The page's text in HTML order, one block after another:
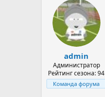
admin
Администратор
Рейтинг сезона: 94
Команда форума